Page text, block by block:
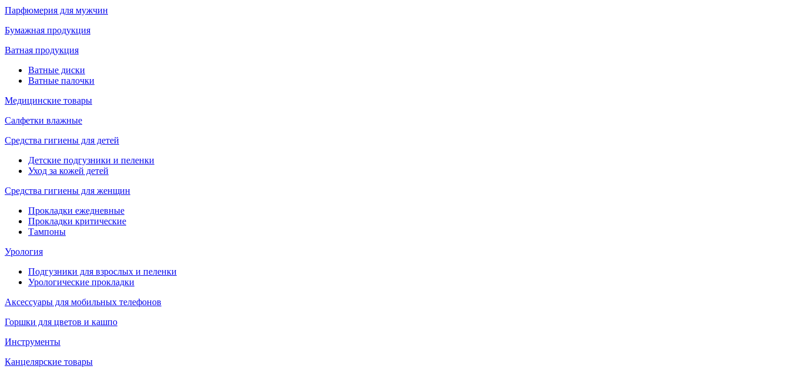
Парфюмерия для мужчин
Бумажная продукция
Ватная продукция
Ватные диски
Ватные палочки
Медицинские товары
Салфетки влажные
Средства гигиены для детей
Детские подгузники и пеленки
Уход за кожей детей
Средства гигиены для женщин
Прокладки ежедневные
Прокладки критические
Тампоны
Урология
Подгузники для взрослых и пеленки
Урологические прокладки
Аксессуары для мобильных телефонов
Горшки для цветов и кашпо
Инструменты
Канцелярские товары